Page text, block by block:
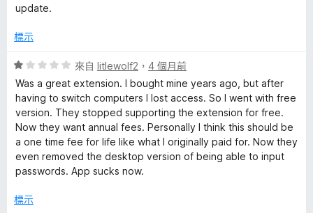
分
update.
標示
評
價
1
分
，
滿
分
5
來自 litlewolf2 ， 4 個月前
Was a great extension. I bought mine years ago, but after
having to switch computers I lost access. So I went with free
version. They stopped supporting the extension for free.
Now they want annual fees. Personally I think this should be
a one time fee for life like what I originally paid for. Now they
even removed the desktop version of being able to input
passwords. App sucks now.
標示